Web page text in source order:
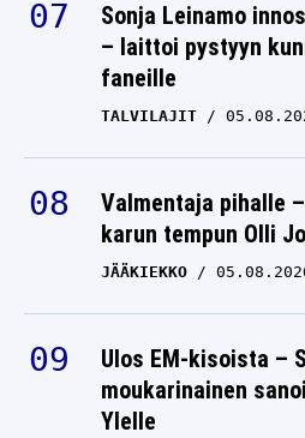
Sonja Leinamo
– laittoi pystyyn
faneille
TALVILAJIT
Valmentaja pihalle
karun tempun Olli
JÄÄKIEKKO
Ulos EM-kisoista –
moukarinainen
Ylelle